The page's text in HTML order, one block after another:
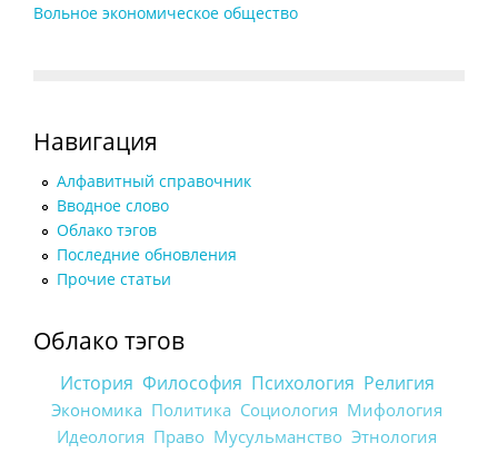
Вольное экономическое общество
Навигация
Алфавитный справочник
Вводное слово
Облако тэгов
Последние обновления
Прочие статьи
Облако тэгов
История Философия Психология Религия
Экономика Политика Социология Мифология
Идеология Право Мусульманство Этнология